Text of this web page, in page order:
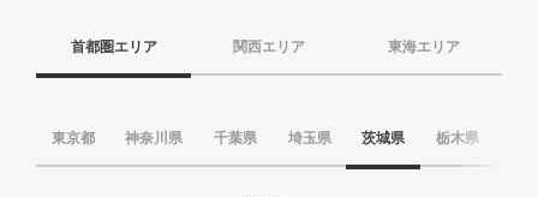
首都圏エリア 関西エリア 東海エリア
東京都 神奈川県 千葉県 埼玉県 茨城県 栃木県